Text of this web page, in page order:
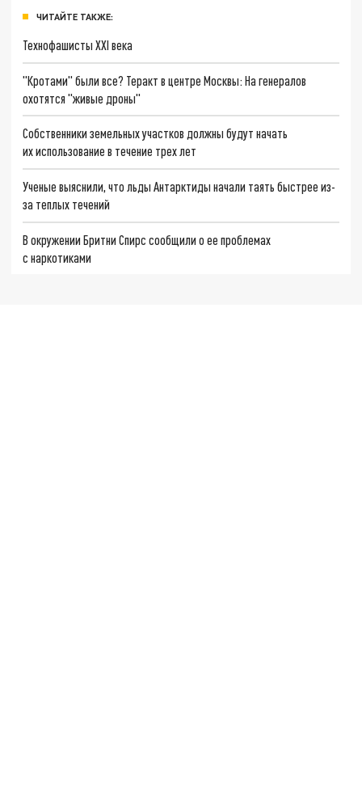
ЧИТАЙТЕ ТАКЖЕ:
Технофашисты XXI века
"Кротами" были все? Теракт в центре Москвы: На генералов
охотятся "живые дроны"
Собственники земельных участков должны будут начать
их использование в течение трех лет
Ученые выяснили, что льды Антарктиды начали таять быстрее из-
за теплых течений
В окружении Бритни Спирс сообщили о ее проблемах
с наркотиками